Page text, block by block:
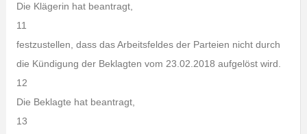
Die Klägerin hat beantragt,
11
festzustellen, dass das Arbeitsfeldes der Parteien nicht durch
die Kündigung der Beklagten vom 23.02.2018 aufgelöst wird.
12
Die Beklagte hat beantragt,
13